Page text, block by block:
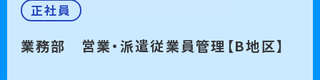
正社員
業務部　営業・派遣従業員管理【B地区】